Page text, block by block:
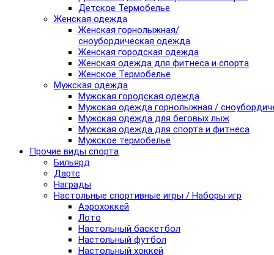
Детское Термобелье
Женская одежда
Женская горнолыжная/
сноубордическая одежда
Женская городская одежда
Женская одежда для фитнеса и спорта
Женское Термобелье
Мужская одежда
Мужская городская одежда
Мужская одежда горнолыжная /
Мужская одежда для беговых лыж
Мужская одежда для спорта и фитнеса
Мужское термобелье
Прочие виды спорта
Бильярд
Дартс
Награды
Настольные спортивные игры / Наборы игр
Аэрохоккей
Лото
Настольный баскетбол
Настольный футбол
Настольный хоккей